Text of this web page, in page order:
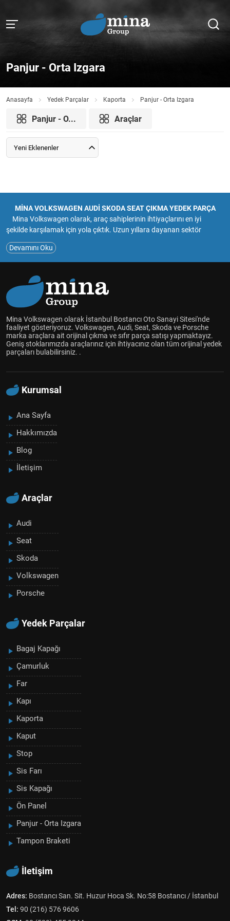
Panjur - Orta Izgara
Anasayfa Yedek Parçalar Kaporta Panjur - Orta Izgara
Panjur - O... Araçlar
Yeni Eklenenler
MİNA VOLKSWAGEN AUDİ SKODA SEAT ÇIKMA YEDEK PARÇA
Mina Volkswagen olarak, araç sahiplerinin ihtiyaçlarını en iyi
şekilde karşılamak için yola çıktık. Uzun yıllara dayanan sektör
deneyimimiz ve tutkumuzla, müşterilerimize güvenilir ve kaliteli
hizmet sunmayı amaçlıyoruz.Mina Volkswagen, çıkma ve sıfır yedek
parça satışıyla, araç sahiplerinin bakım ve onarım ihtiyaçlarını en
Volkswagen Audi Skoda Seat marka araçlar için çıkma ve sıfır
parçaları bulabilir, aracınızın performansını ve güvenliğini
artırabilirsiniz.Müşteri memnuniyetini her zaman ön planda tutarak,
uzman ekibimizle size en uygun çözümleri sunmak için çalışıyoruz.
Aracınızın her detayını düşünüyor, kaliteli yedek parçalarla sizlere
hizmet vermekten mutluluk duyuyoruz.
Mina Volkswagen olarak, araçlarınızın uzun ömürlü olması ve
yedek parçalara ulaşın!
Devamını Oku
Mina Volkswagen olarak İstanbul Bostancı Oto Sanayi Sitesi'nde
faaliyet gösteriyoruz. Volkswagen, Audi, Seat, Skoda ve Porsche
marka araçlara ait orijinal çıkma ve sıfır parça satışı yapmaktayız.
Geniş stoklarımızda araçlarınız için ihtiyacınız olan tüm orijinal yedek
parçaları bulabilirsiniz. .
Kurumsal
Ana Sayfa
Hakkımızda
Blog
İletişim
Araçlar
Audi
Seat
Skoda
Volkswagen
Porsche
Yedek Parçalar
Bagaj Kapağı
Çamurluk
Far
Kapı
Kaporta
Kaput
Stop
Sis Farı
Sis Kapağı
Ön Panel
Panjur - Orta Izgara
Tampon Braketi
İletişim
Adres: Bostancı San. Sit. Huzur Hoca Sk. No:58 Bostancı / İstanbul
Tel: 90 (216) 576 9606